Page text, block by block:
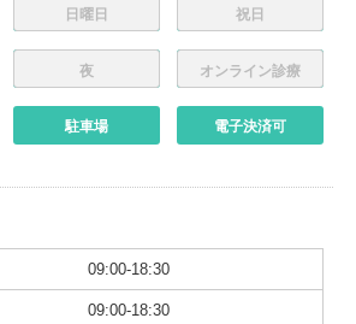
日曜日 祝日
夜 オンライン診療
駐車場 電子決済可
09:00-18:30
09:00-18:30